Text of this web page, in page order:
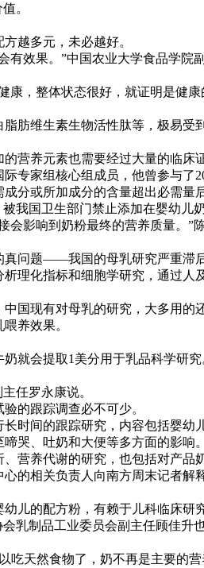
。
越多元，未必越好。
效果。”中国农业大学食品学
，整体状态很好，就证明是健康
维生素生物活性肽等，极易受
养元素也需要经过大量的临床证
家组核心组成员，他曾参与了
分或所加成分的含量超出必需
我国卫生部门禁止添加在婴幼儿奶
影响到奶粉最终的营养质量。”陈
题——我国的母乳研究严重滞后
化指标和细胞学研究，通过人
现有对母乳的研究，大多用的
养效果。
会提取1美分用于乳品科学研
任罗永康说。
的跟踪调查必不可少。
间的跟踪研究，内容包括婴幼
哭、吐奶和大便等多方面的影响。
养代谢的研究，也包括对产品
相关负责人向南方周末记者解
的配方粉，有赖于儿科临床研
制品工业委员会副主任顾佳升也
天然食物了，奶不再是主要的